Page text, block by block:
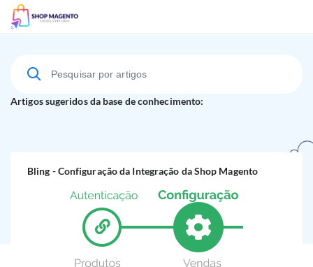
Suporte Técnico
Artigos sugeridos da base de conhecimento:
Bling - Configuração da Integração da Shop Magento